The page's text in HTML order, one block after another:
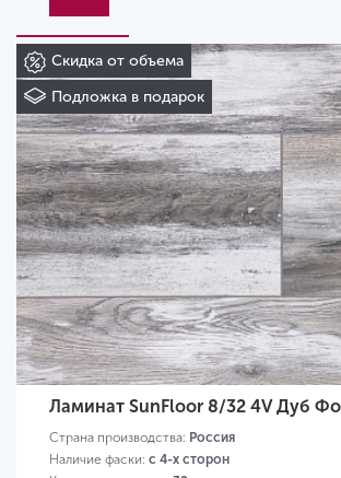
Скидка от объема
Подложка в подарок
Ламинат SunFloor 8/32 4V Дуб
Страна производства: Россия
Наличие фаски: с 4-х сторон